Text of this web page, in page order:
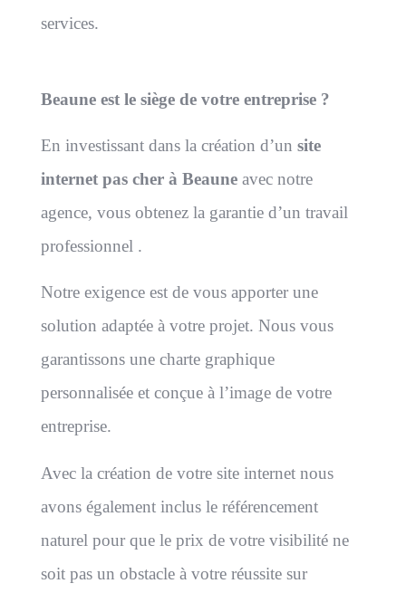
services.
Beaune est le siège de votre entreprise ?
En investissant dans la création d’un site
internet pas cher à Beaune avec notre
agence, vous obtenez la garantie d’un travail
professionnel .
Notre exigence est de vous apporter une
solution adaptée à votre projet. Nous vous
garantissons une charte graphique
personnalisée et conçue à l’image de votre
entreprise.
Avec la création de votre site internet nous
avons également inclus le référencement
naturel pour que le prix de votre visibilité ne
soit pas un obstacle à votre réussite sur